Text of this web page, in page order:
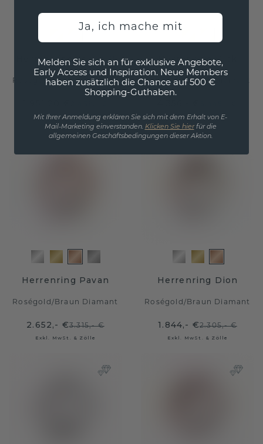
Herren ring Johan 2
Roségold/Braun Diamant
Exkl. MwSt. & Zölle
Herrenring Rick
Roségold/Braun Diamant
Exkl. MwSt. & Zölle
Herrenring Pavan
Roségold / Braun Diamant
2.652,- €3.315,- €
Exkl. MwSt. & Zölle
Herrenring Dion
Roségold / Braun Diamant
1.844,- €2.305,- €
Exkl. MwSt. & Zölle
Ja, ich mache mit
Melden Sie sich an für exklusive Angebote,
Early Access und Inspiration. Neue Members
haben zusätzlich die Chance auf 500 €
Shopping-Guthaben.
Mit Ihrer Anmeldung erklären Sie sich mit dem Erhalt von E-
Mail-Marketing einverstanden. Klicken Sie hierfür die
allgemeinen Geschäftsbedingungen dieser Aktion.